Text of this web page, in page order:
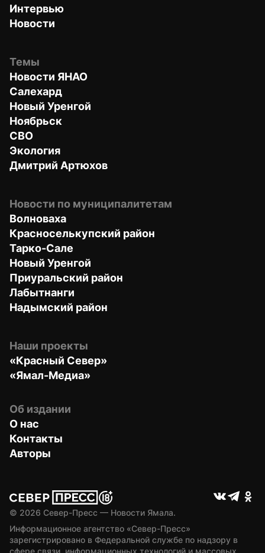
Интервью
Новости
Темы
Новости ЯНАО
Салехард
Новый Уренгой
Ноябрьск
СВО
Экология
Дмитрий Артюхов
Новости по муниципалитетам
Волноваха
Красноселькупский район
Тарко-Сале
Новый Уренгой
Приуральский район
Лабытнанги
Надымский район
Наши проекты
«Красный Север»
«Ямал-Медиа»
Об издании
О нас
Контакты
Авторы
© 2026 Север-Пресс — Новости Ямала.
Информационное агентство «Север-Пресс»
зарегистрировано в Федеральной службе по надзору в
сфере связи, информационных технологий и массовых